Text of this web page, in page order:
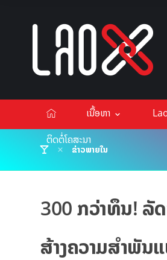
ເນື້ອຫາ
ຕິດຕໍ່ໂຄສະນາ
ຂ່າວພາຍໃນ
300 ກວ່າທຶນ! ລັ
ສ້າງຄວາມສຳພັ